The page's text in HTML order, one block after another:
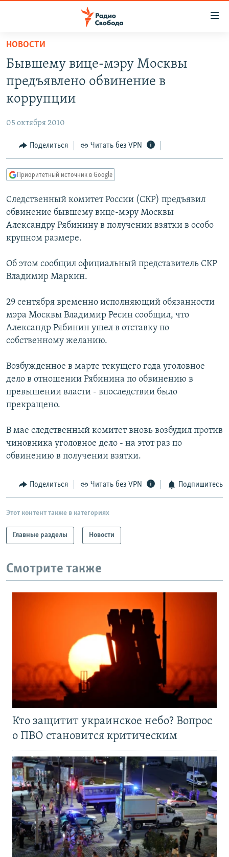
упрощенного
доступа
основному
Вернутся
Вернутся
поиску
АВТОРСКИЕ ПРОЕКТЫ
МНЕНИЯ
КУЛЬТУРА
КАВКАЗ.РЕАЛИИ
СЕВЕР.РЕАЛИИ
СИБИРЬ.РЕАЛИИ
РАСПИСАНИЕ ВЕЩАНИЯ
ПОДПИШИТЕСЬ НА РАССЫЛКУ
НОВОСТИ
Бывшему вице-мэру Москвы
предъявлено обвинение в
коррупции
05 октября 2010
Поделиться Читать без VPN
Приоритетный источник в Google
Следственный комитет России (СКР) предъявил
обвинение бывшему вице-мэру Москвы
Александру Рябинину в получении взятки в особо
крупном размере.
Об этом сообщил официальный представитель СКР
Владимир Маркин.
29 сентября временно исполняющий обязанности
мэра Москвы Владимир Ресин сообщил, что
Александр Рябинин ушел в отставку по
собственному желанию.
Возбужденное в марте текущего года уголовное
дело в отношении Рябинина по обвинению в
превышении власти - впоследствии было
прекращено.
В мае следственный комитет вновь возбудил против
чиновника уголовное дело - на этот раз по
обвинению в получении взятки.
Поделиться Читать без VPN Подпишитесь
Этот контент также в категориях
Главные разделы Новости
Смотрите также
Кто защитит украинское небо? Вопрос
о ПВО становится критическим